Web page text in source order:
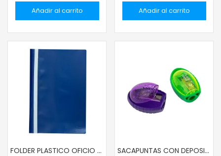
Añadir al carrito Añadir al carrito
FOLDER PLASTICO OFICIO COLOR AZUL
SACAPUNTAS CON DEPOSITO Y-PLUS COSTA